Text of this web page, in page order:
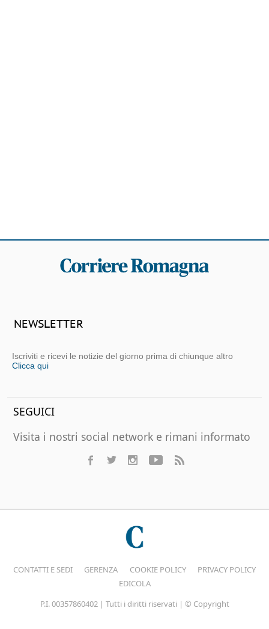
NEWSLETTER
Iscriviti e ricevi le notizie del giorno prima di chiunque altro
Clicca qui
SEGUICI
Visita i nostri social network e rimani informato
CONTATTI E SEDI GERENZA COOKIE POLICY
PRIVACY POLICY
EDICOLA
P.I. 00357860402 | Tutti i diritti riservati | © Copyright